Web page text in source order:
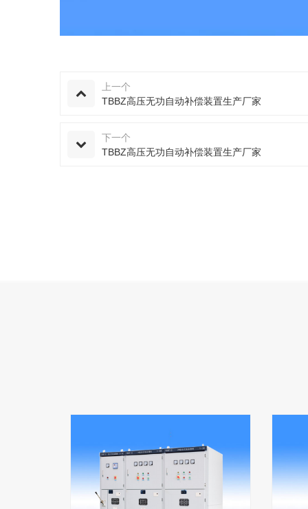
上一个
TBBZ高压无功自动补偿装置生产厂家
下一个
TBBZ高压无功自动补偿装置生产厂家